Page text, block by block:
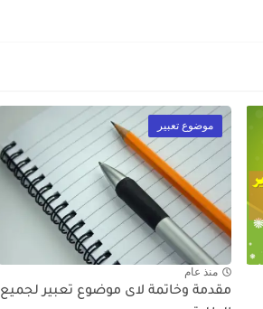
موضوع تعبير
منذ عام
مقدمة وخاتمة لاى موضوع تعبير لجميع